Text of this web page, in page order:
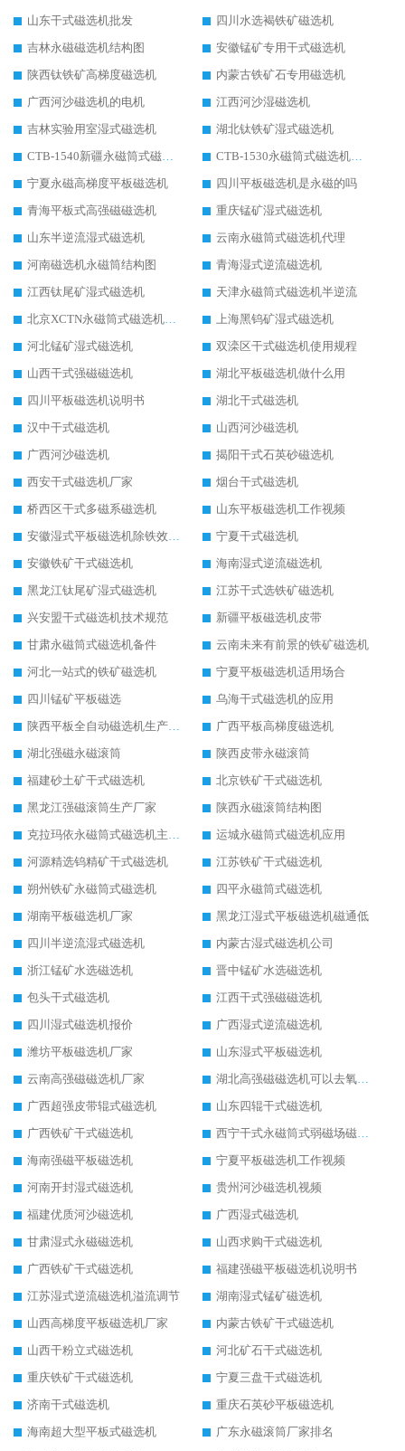
山东干式磁选机批发
四川水选褐铁矿磁选机
吉林永磁磁选机结构图
安徽锰矿专用干式磁选机
陕西钛铁矿高梯度磁选机
内蒙古铁矿石专用磁选机
广西河沙磁选机的电机
江西河沙湿磁选机
吉林实验用室湿式磁选机
湖北钛铁矿湿式磁选机
CTB-1540新疆永磁筒式磁选机
CTB-1530永磁筒式磁选机代理商
宁夏永磁高梯度平板磁选机
四川平板磁选机是永磁的吗
青海平板式高强磁磁选机
重庆锰矿湿式磁选机
山东半逆流湿式磁选机
云南永磁筒式磁选机代理
河南磁选机永磁筒结构图
青海湿式逆流磁选机
江西钛尾矿湿式磁选机
天津永磁筒式磁选机半逆流
北京XCTN永磁筒式磁选机磁块位置
上海黑钨矿湿式磁选机
河北锰矿湿式磁选机
双滦区干式磁选机使用规程
山西干式强磁磁选机
湖北平板磁选机做什么用
四川平板磁选机说明书
湖北干式磁选机
汉中干式磁选机
山西河沙磁选机
广西河沙磁选机
揭阳干式石英砂磁选机
西安干式磁选机厂家
烟台干式磁选机
桥西区干式多磁系磁选机
山东平板磁选机工作视频
安徽湿式平板磁选机除铁效果怎么样
宁夏干式磁选机
安徽铁矿干式磁选机
海南湿式逆流磁选机
黑龙江钛尾矿湿式磁选机
江苏干式选铁矿磁选机
兴安盟干式磁选机技术规范
新疆平板磁选机皮带
甘肃永磁筒式磁选机备件
云南未来有前景的铁矿磁选机
河北一站式的铁矿磁选机
宁夏平板磁选机适用场合
四川锰矿平板磁选
乌海干式磁选机的应用
陕西平板全自动磁选机生产厂家
广西平板高梯度磁选机
湖北强磁永磁滚筒
陕西皮带永磁滚筒
福建砂土矿干式磁选机
北京铁矿干式磁选机
黑龙江强磁滚筒生产厂家
陕西永磁滚筒结构图
克拉玛依永磁筒式磁选机主要技术参数
运城永磁筒式磁选机应用
河源精选钨精矿干式磁选机
江苏铁矿干式磁选机
朔州铁矿永磁筒式磁选机
四平永磁筒式磁选机
湖南平板磁选机厂家
黑龙江湿式平板磁选机磁通低
四川半逆流湿式磁选机
内蒙古湿式磁选机公司
浙江锰矿水选磁选机
晋中锰矿水选磁选机
包头干式磁选机
江西干式强磁磁选机
四川湿式磁选机报价
广西湿式逆流磁选机
潍坊平板磁选机厂家
山东湿式平板磁选机
云南高强磁磁选机厂家
湖北高强磁磁选机可以去氧化铝
广西超强皮带辊式磁选机
山东四辊干式磁选机
广西铁矿干式磁选机
西宁干式永磁筒式弱磁场磁选机结构图
海南强磁平板磁选机
宁夏平板磁选机工作视频
河南开封湿式磁选机
贵州河沙磁选机视频
福建优质河沙磁选机
广西湿式磁选机
甘肃湿式永磁磁选机
山西求购干式磁选机
广西铁矿干式磁选机
福建强磁平板磁选机说明书
江苏湿式逆流磁选机溢流调节
湖南湿式锰矿磁选机
山西高梯度平板磁选机厂家
内蒙古铁矿干式磁选机
山西干粉立式磁选机
河北矿石干式磁选机
重庆铁矿干式磁选机
宁夏三盘干式磁选机
济南干式磁选机
重庆石英砂平板磁选机
海南超大型平板式磁选机
广东永磁滚筒厂家排名